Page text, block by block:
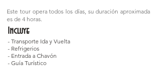
Este tour opera todos los días, su duración aproximada
es de 4 horas.
Incluye
- Transporte Ida y Vuelta
- Refrigerios
- Entrada a Chavón
- Guía Turístico